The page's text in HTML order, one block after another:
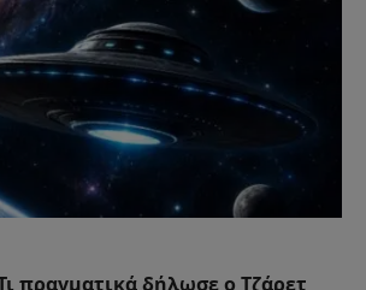
πραγματικά δήλωσε ο Τζάρετ